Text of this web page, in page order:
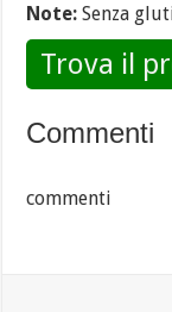
Note: Senza
Trova il
Commenti
commenti